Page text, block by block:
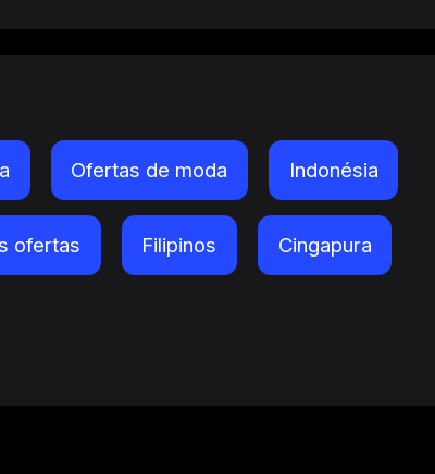
Ofertas de moda Indonésia
ofertas Filipinos Cingapura